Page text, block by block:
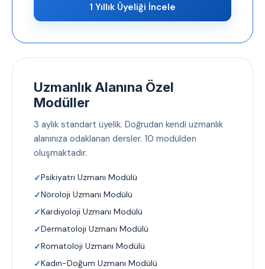
1 Yıllık Üyeliği İncele
Uzmanlık Alanına Özel
Modüller
3 aylık standart üyelik. Doğrudan kendi uzmanlık
alanınıza odaklanan dersler. 10 modülden
oluşmaktadır.
Psikiyatri Uzmanı Modülü
Nöroloji Uzmanı Modülü
Kardiyoloji Uzmanı Modülü
Dermatoloji Uzmanı Modülü
Romatoloji Uzmanı Modülü
Kadın-Doğum Uzmanı Modülü